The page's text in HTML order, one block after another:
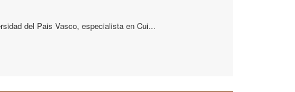
del Pais Vasco, especialista en Cui...